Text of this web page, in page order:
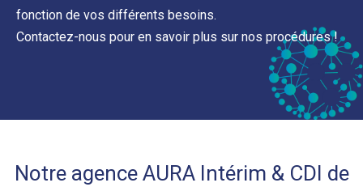
fonction de vos différents besoins.
Contactez-nous pour en savoir plus sur nos procédures !
Notre agence AURA Intérim & CDI de